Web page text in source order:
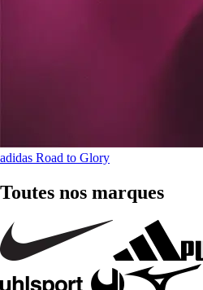
adidas Road to Glory
Toutes nos marques